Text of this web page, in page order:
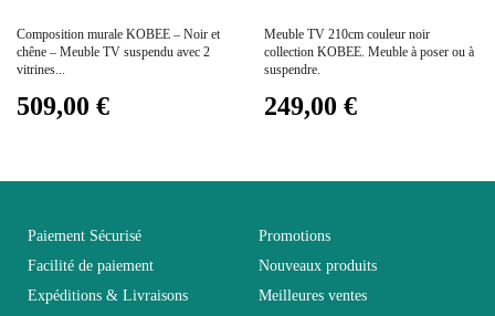
Empilable Non Empilable
Entretien
Facile d'entretien avec un
Garantie
Composition murale KOBEE – Noir et
chêne – Meuble TV suspendu avec 2
vitrines...
509,00 €
Meuble TV 210cm couleur noir
collection KOBEE. Meuble à poser ou à
suspendre.
249,00 €
Paiement Sécurisé
Facilité de paiement
Expéditions & Livraisons
Promotions
Nouveaux produits
Meilleures ventes